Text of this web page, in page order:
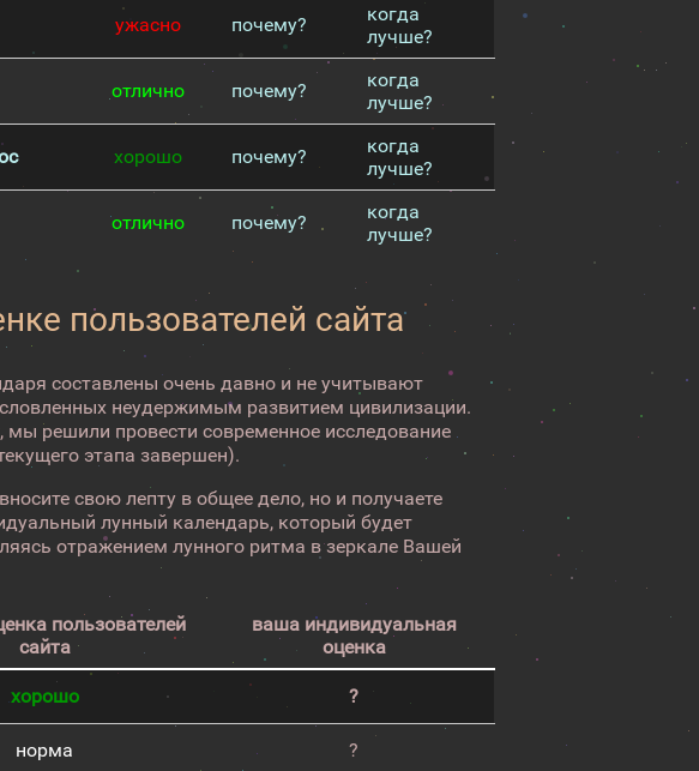
ужасно почему?
когда
лучше?
отлично почему?
когда
лучше?
хорошо почему?
когда
лучше?
отлично почему?
когда
лучше?
пользователей сайта
составлены очень давно и не учитывают
неудержимым развитием цивилизации.
мы решили провести современное исследование
этапа завершен).
свою лепту в общее дело, но и получаете
лунный календарь, который будет
отражением лунного ритма в зеркале Вашей
пользователей
сайта
ваша индивидуальная
оценка
хорошо ?
норма ?